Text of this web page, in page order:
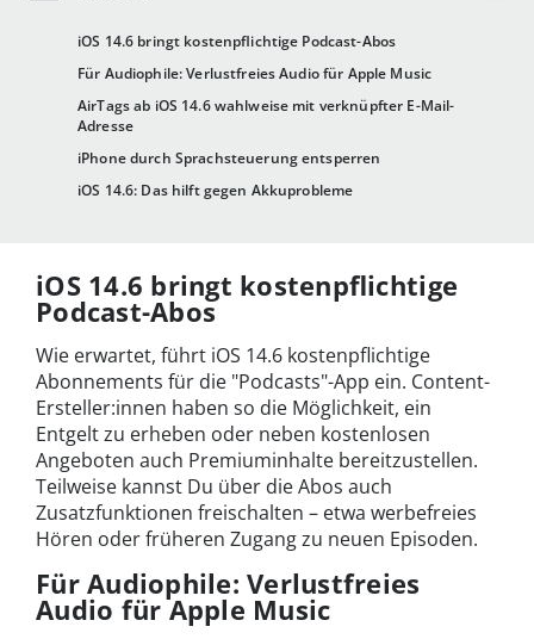
iOS 14.6 bringt kostenpflichtige Podcast-Abos
Für Audiophile: Verlustfreies Audio für Apple Music
AirTags ab iOS 14.6 wahlweise mit verknüpfter E-Mail-
Adresse
iPhone durch Sprachsteuerung entsperren
iOS 14.6: Das hilft gegen Akkuprobleme
iOS 14.6 bringt kostenpflichtige
Podcast-Abos
Wie erwartet, führt iOS 14.6 kostenpflichtige
Abonnements für die "Podcasts"-App ein. Content-
Ersteller:innen haben so die Möglichkeit, ein
Entgelt zu erheben oder neben kostenlosen
Angeboten auch Premiuminhalte bereitzustellen.
Teilweise kannst Du über die Abos auch
Zusatzfunktionen freischalten – etwa werbefreies
Hören oder früheren Zugang zu neuen Episoden.
Für Audiophile: Verlustfreies
Audio für Apple Music